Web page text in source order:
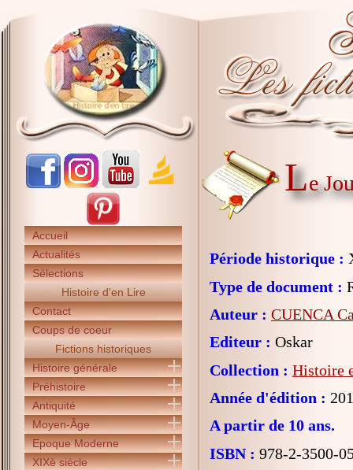
Accueil
Actualités
Sélections
Histoire d'en Lire
Contact
Coups de coeur
Fictions historiques
Histoire générale
Préhistoire
Antiquité
Moyen-Âge
Epoque Moderne
XIXè siècle
Le
Période historique :
Type de document :
Auteur : CUENCA
Editeur : Oskar
Collection : Histoire
Année d'édition :
A partir de 10 ans.
ISBN : 978-2-3500-